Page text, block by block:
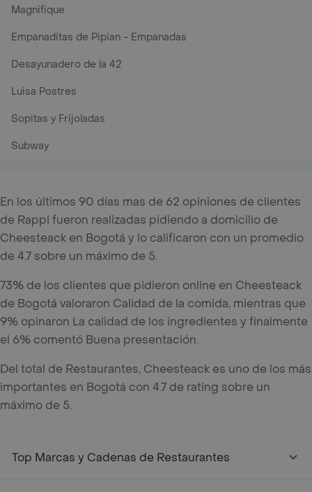
Magnifique
Empanaditas de Pipian - Empanadas
Desayunadero de la 42
Luisa Postres
Sopitas y Frijoladas
Subway
En los últimos 90 días mas de 62 opiniones de clientes
de Rappi fueron realizadas pidiendo a domicilio de
Cheesteack en Bogotá y lo calificaron con un promedio
de 4.7 sobre un máximo de 5.
73% de los clientes que pidieron online en Cheesteack
de Bogotá valoraron Calidad de la comida, mientras que
9% opinaron La calidad de los ingredientes y finalmente
el 6% comentó Buena presentación.
Del total de Restaurantes, Cheesteack es uno de los más
importantes en Bogotá con 4.7 de rating sobre un
máximo de 5.
Top Marcas y Cadenas de Restaurantes